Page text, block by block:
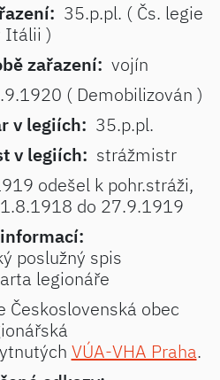
35.p.pl. ( Čs. legie
Itálii )
zařazení: vojín
( Demobilizován )
v legiích: 35.p.pl.
v legiích: strážmistr
odešel k pohr.stráži,
do 27.9.1919
poslužný spis
legionáře
Československá obec
VÚA-VHA Praha.